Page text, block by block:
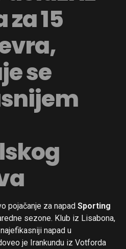
15
se
pojačanje za napad Sporting
sezone. Klub iz Lisabona,
napad u
je Irankundu iz Votforda